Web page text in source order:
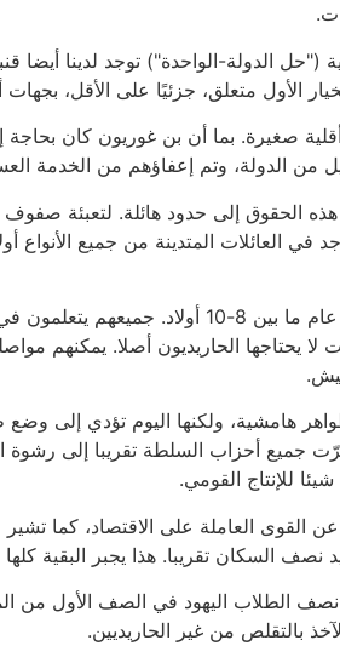
("حل الدولة-الواحدة") توجد لدينا
الأول متعلق، جزئيًا على الأقل، بجهات
أقلية صغيرة. بما أن بن غوريون كان
من الدولة، وتم إعفاؤهم من الخدمة
60 عاما، كبرت هذه الحقوق إلى حدود هائلة.
في العائلات المتدينة من جميع الأنواع
يوجد في العائلة الحاريدية بشكل
يحتاجها الحاريديون أصلا. يمكنهم
هامشية، ولكنها اليوم تؤدي إلى
جميع أحزاب السلطة تقريبا إلى رشوة
للإنتاج القومي.
عن القوى العاملة على الاقتصاد، كما
نصف السكان تقريبا. هذا يجبر البقية
نصف الطلاب اليهود في الصف الأول
بالتقلص من غير الحاريديين.